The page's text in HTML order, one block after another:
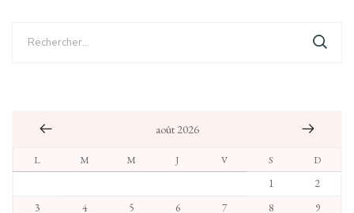
août 2026
L M M J V S
D
1
2
3
4 5 6 7 8 9